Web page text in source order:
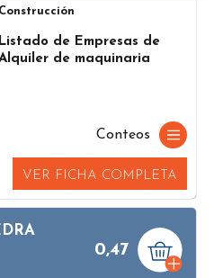
Construcción
Listado de Empresas de
de maquinaria
Conteos
VER FICHA COMPLETA
0,47